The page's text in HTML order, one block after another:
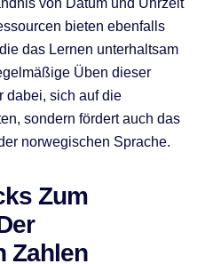
von Datum und Uhrzeit
bieten ebenfalls
das Lernen unterhaltsam
Üben dieser
dabei, sich auf die
sondern fördert auch das
norwegischen Sprache.
Zum
Zahlen